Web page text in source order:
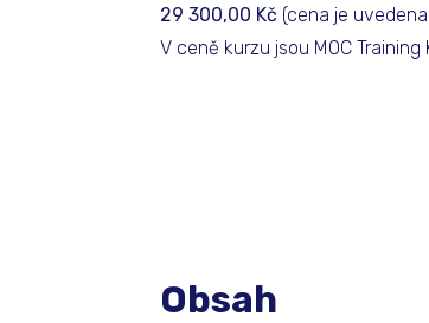
29 300,00 Kč (cena je
V ceně kurzu jsou MOC
Obsah